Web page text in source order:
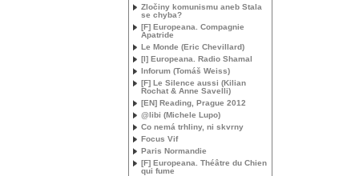
Zločiny komunismu aneb Stala
se chyba?
[F] Europeana. Compagnie
Apatride
Le Monde (Eric Chevillard)
[I] Europeana. Radio Shamal
Inforum (Tomáš Weiss)
[F] Le Silence aussi (Kilian
Rochat & Anne Savelli)
[EN] Reading, Prague 2012
@libi (Michele Lupo)
Co nemá trhliny, ni skvrny
Focus Vif
Paris Normandie
[F] Europeana. Théâtre du Chien
qui fume